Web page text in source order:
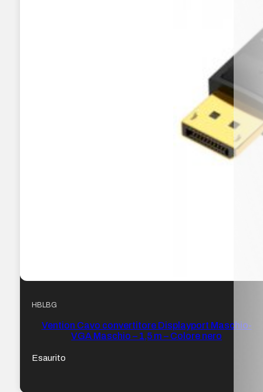
HBLBG
Vention Cavo convertitore Displayport Maschio-
VGA Maschio – 1,5 m – Colore nero
Esaurito